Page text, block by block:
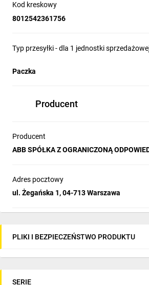
Kod kreskowy
8012542361756
Typ przesyłki - dla 1 jednostki
Paczka
Producent
Producent
ABB SPÓŁKA Z OGRANICZONĄ
Adres pocztowy
ul. Żegańska 1, 04-713 Warszawa
PLIKI I BEZPIECZEŃSTWO PRODUKTU
SERIE